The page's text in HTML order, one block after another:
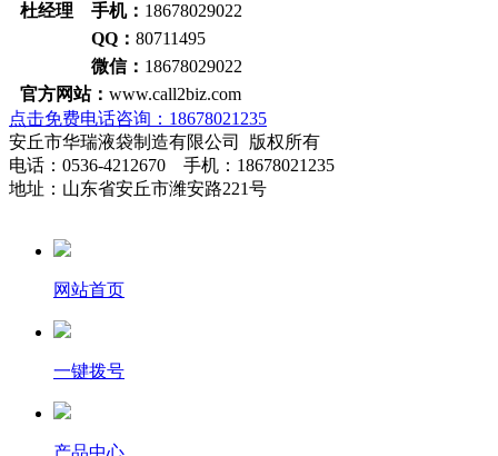
杜经理 手机： 18678029022
QQ： 80711495
微信： 18678029022
官方网站： www.call2biz.com
点击免费电话咨询：18678021235
安丘市华瑞液袋制造有限公司 版权所有
电话：0536-4212670 手机：18678021235
地址：山东省安丘市潍安路221号
网站首页
一键拨号